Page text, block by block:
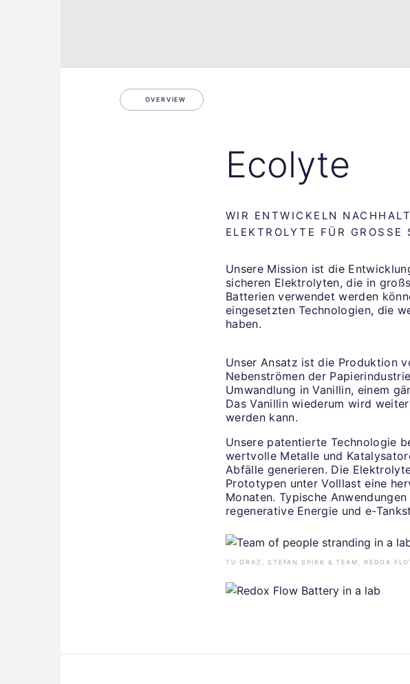
OVERVIEW
Ecolyte
WIR ENTWICKELN
ELEKTROLYTE FÜR GROSSE
Unsere Mission ist die
sicheren Elektrolyten, die in
Batterien verwendet werden
eingesetzten Technologien, die
haben.
Unser Ansatz ist die Produktion
Nebenströmen der
Umwandlung in Vanillin, einem
Das Vanillin wiederum wird
werden kann.
Unsere patentierte Technologie
wertvolle Metalle und
Abfälle generieren. Die
Prototypen unter Volllast eine
Monaten. Typische
regenerative Energie und e-
TU GRAZ, STEFAN SPIRK & TEAM, REDOX